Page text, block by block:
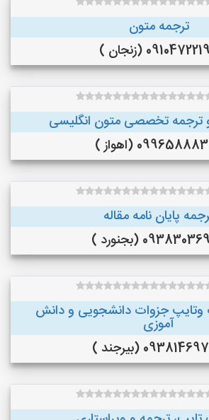
ترجمه متون
(زنجان )
و ترجمه تخصصی متون انگلیسی
(اهواز )
پایان نامه مقاله
(بجنورد )
وتایپ جزوات دانشجویی و دانش
آموزی
(بیرجند )